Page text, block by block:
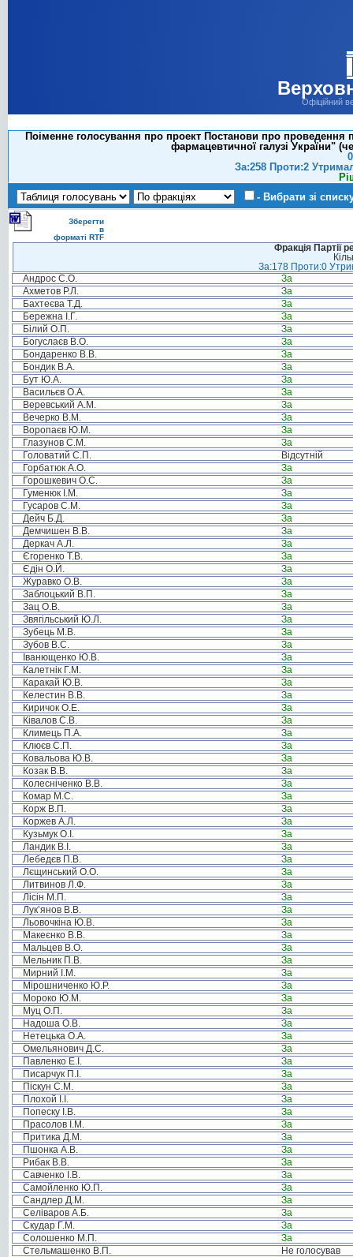
Офіційний
Поіменне голосування про проект Постанови про проведення
фармацевтичної галузі України"
За:258 Проти:2
- Вибрати зі
Зберегти
в
форматі RTF
Фракція Партії
За:178 Проти:0
Андрос С.О.
За
Ахметов Р.Л.
За
Бахтеєва Т.Д.
За
Бережна І.Г.
За
Білий О.П.
За
Богуслаєв В.О.
За
Бондаренко В.В.
За
Бондик В.А.
За
Бут Ю.А.
За
Васильєв О.А.
За
Веревський А.М.
За
Вечерко В.М.
За
Воропаєв Ю.М.
За
Глазунов С.М.
За
Головатий С.П.
Відсутній
Горбатюк А.О.
За
Горошкевич О.С.
За
Гуменюк І.М.
За
Гусаров С.М.
За
Дейч Б.Д.
За
Демчишен В.В.
За
Деркач А.Л.
За
Єгоренко Т.В.
За
Єдін О.Й.
За
Журавко О.В.
За
Заблоцький В.П.
За
Зац О.В.
За
Звягільський Ю.Л.
За
Зубець М.В.
За
Зубов В.С.
За
Іванющенко Ю.В.
За
Калетнік Г.М.
За
Каракай Ю.В.
За
Келестин В.В.
За
Киричок О.Е.
За
Ківалов С.В.
За
Климець П.А.
За
Клюєв С.П.
За
Ковальова Ю.В.
За
Козак В.В.
За
Колесніченко В.В.
За
Комар М.С.
За
Корж В.П.
За
Коржев А.Л.
За
Кузьмук О.І.
За
Ландик В.І.
За
Лебедєв П.В.
За
Лєщинський О.О.
За
Литвинов Л.Ф.
За
Лісін М.П.
За
Лук’янов В.В.
За
Льовочкіна Ю.В.
За
Макеєнко В.В.
За
Мальцев В.О.
За
Мельник П.В.
За
Мирний І.М.
За
Мірошниченко Ю.Р.
За
Мороко Ю.М.
За
Муц О.П.
За
Надоша О.В.
За
Нетецька О.А.
За
Омельянович Д.С.
За
Павленко Е.І.
За
Писарчук П.І.
За
Піскун С.М.
За
Плохой І.І.
За
Попеску І.В.
За
Прасолов І.М.
За
Притика Д.М.
За
Пшонка А.В.
За
Рибак В.В.
За
Савченко І.В.
За
Самойленко Ю.П.
За
Сандлер Д.М.
За
Селіваров А.Б.
За
Скудар Г.М.
За
Солошенко М.П.
За
Стельмашенко В.П.
Не голосував